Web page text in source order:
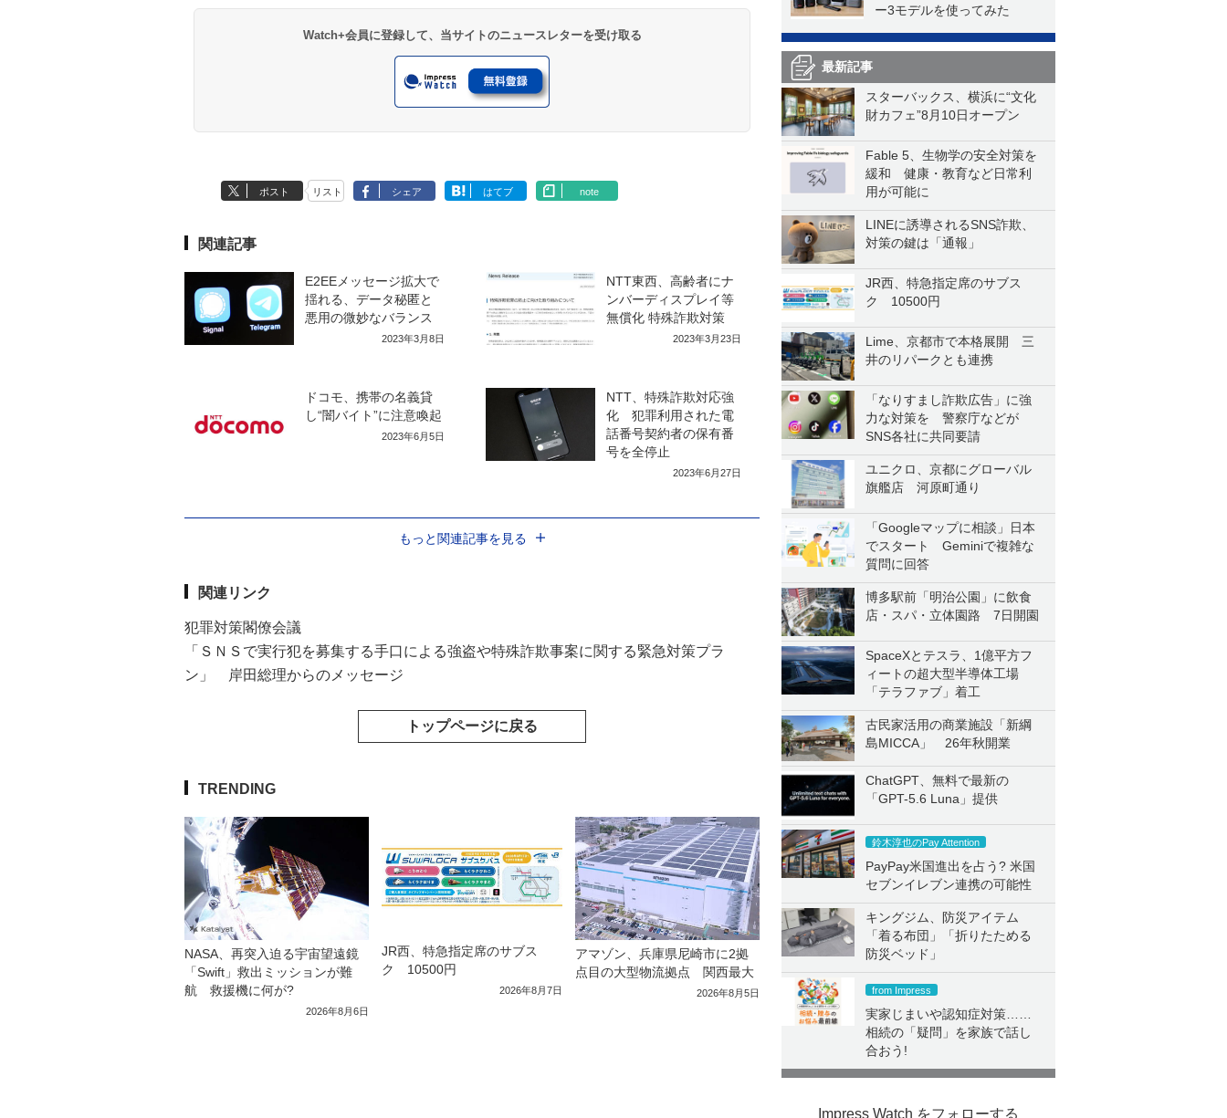
ー3モデルを使ってみた
最新記事
スターバックス、横浜に“文化
財カフェ”8月10日オープン
Fable 5、生物学の安全対策を
緩和 健康・教育など日常利
用が可能に
LINEに誘導されるSNS詐欺、
対策の鍵は「通報」
JR西、特急指定席のサブス
ク 10500円
Lime、京都市で本格展開 三
井のリパークとも連携
「なりすまし詐欺広告」に強
力な対策を 警察庁などが
SNS各社に共同要請
ユニクロ、京都にグローバル
旗艦店 河原町通り
「Googleマップに相談」日本
でスタート Geminiで複雑な
質問に回答
博多駅前「明治公園」に飲食
店・スパ・立体園路 7日開園
SpaceXとテスラ、1億平方フ
ィートの超大型半導体工場
「テラファブ」着工
古民家活用の商業施設「新綱
島MICCA」 26年秋開業
ChatGPT、無料で最新の
「GPT-5.6 Luna」提供
鈴木淳也のPay Attention
PayPay米国進出を占う? 米国
セブンイレブン連携の可能性
キングジム、防災アイテム
「着る布団」「折りたためる
防災ベッド」
from Impress
実家じまいや認知症対策……
相続の「疑問」を家族で話し
合おう!
Impress Watch をフォローする
Watch+会員に登録して、当サイトのニュースレターを受け取る
ポスト リスト シェア はてブ note
関連記事
E2EEメッセージ拡大で
揺れる、データ秘匿と
悪用の微妙なバランス
2023年3月8日
NTT東西、高齢者にナ
ンバーディスプレイ等
無償化 特殊詐欺対策
2023年3月23日
ドコモ、携帯の名義貸
し“闇バイト”に注意喚起
2023年6月5日
NTT、特殊詐欺対応強
化 犯罪利用された電
話番号契約者の保有番
号を全停止
2023年6月27日
もっと関連記事を見る
関連リンク
犯罪対策閣僚会議
「ＳＮＳで実行犯を募集する手口による強盗や特殊詐欺事案に関する緊急対策プラ
ン」 岸田総理からのメッセージ
トップページに戻る
TRENDING
NASA、再突入迫る宇宙望遠鏡
「Swift」救出ミッションが難
航 救援機に何が?
2026年8月6日
JR西、特急指定席のサブス
ク 10500円
2026年8月7日
アマゾン、兵庫県尼崎市に2拠
点目の大型物流拠点 関西最大
2026年8月5日